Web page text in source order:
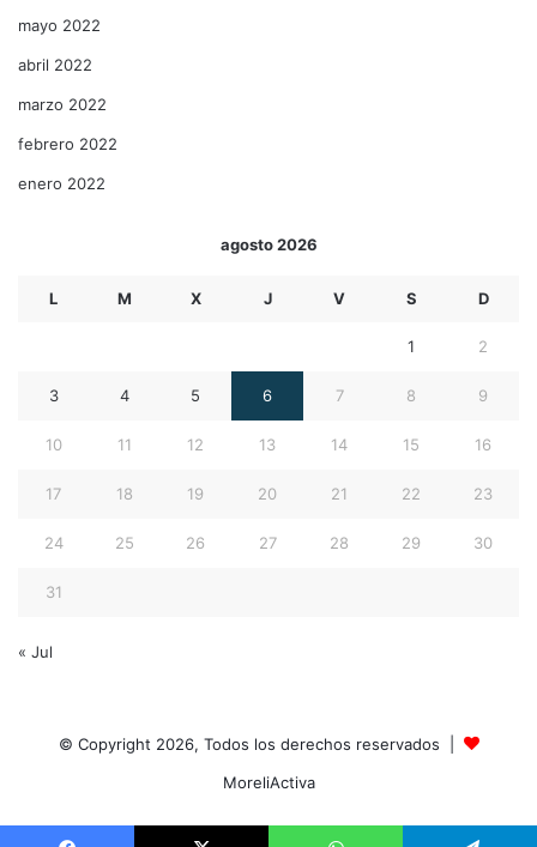
mayo 2022
abril 2022
marzo 2022
febrero 2022
enero 2022
agosto 2026
L M X J V S D
1 2
3 4 5 6 7 8 9
10 11 12 13 14 15 16
17 18 19 20 21 22 23
24 25 26 27 28 29 30
31
« Jul
© Copyright 2026, Todos los derechos reservados |
MoreliActiva